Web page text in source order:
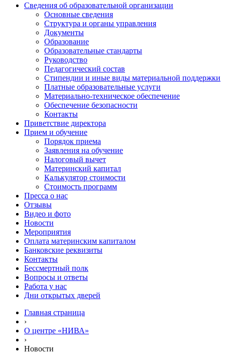
Сведения об образовательной организации
Основные сведения
Структура и органы управления
Документы
Образование
Образовательные стандарты
Руководство
Педагогический состав
Стипендии и иные виды материальной поддержки
Платные образовательные услуги
Материально-техническое обеспечение
Обеспечение безопасности
Контакты
Приветствие директора
Прием и обучение
Порядок приема
Заявления на обучение
Налоговый вычет
Материнский капитал
Калькулятор стоимости
Стоимость программ
Пресса о нас
Отзывы
Видео и фото
Новости
Мероприятия
Оплата материнским капиталом
Банковские реквизиты
Контакты
Бессмертный полк
Вопросы и ответы
Работа у нас
Дни открытых дверей
Главная страница
›
О центре «НИВА»
›
Новости